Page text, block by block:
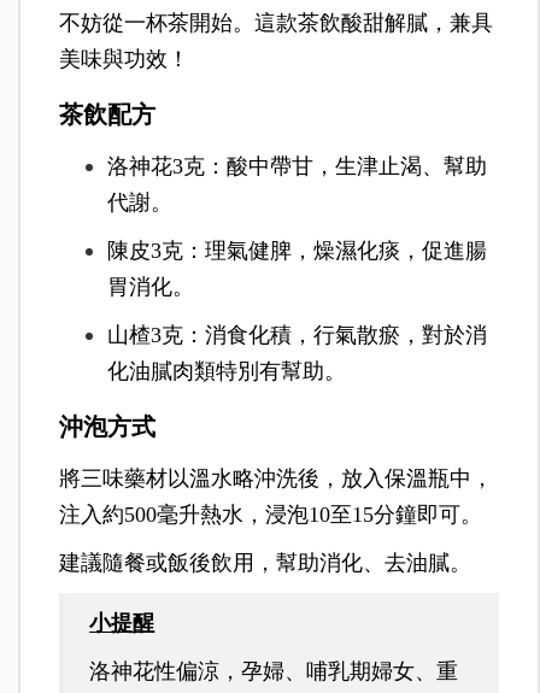
不妨從一杯茶開始。這款茶飲酸甜解膩，兼具
美味與功效！
茶飲配方
洛神花3克：酸中帶甘，生津止渴、幫助
代謝。
陳皮3克：理氣健脾，燥濕化痰，促進腸
胃消化。
山楂3克：消食化積，行氣散瘀，對於消
化油膩肉類特別有幫助。
沖泡方式
將三味藥材以溫水略沖洗後，放入保溫瓶中，
注入約500毫升熱水，浸泡10至15分鐘即可。
建議隨餐或飯後飲用，幫助消化、去油膩。
小提醒
洛神花性偏涼，孕婦、哺乳期婦女、重